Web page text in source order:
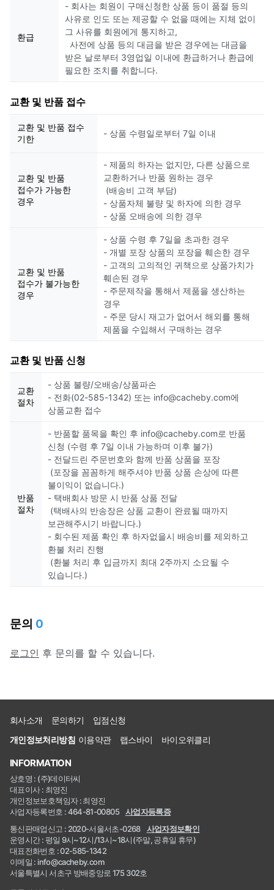
환급
- 회사는 회원이 구매신청한 상품 등이 품절 등의
사유로 인도 또는 제공할 수 없을 때에는 지체 없이
그 사유를 회원에게 통지하고,
사전에 상품 등의 대금을 받은 경우에는 대금을
받은 날로부터 3영업일 이내에 환급하거나 환급에
필요한 조치를 취합니다.
교환 및 반품 접수
교환 및 반품 접수
기한
- 상품 수령일로부터 7일 이내
교환 및 반품
접수가 가능한
경우
- 제품의 하자는 없지만, 다른 상품으로
교환하거나 반품 원하는 경우
(배송비 고객 부담)
- 상품자체 불량 및 하자에 의한 경우
- 상품 오배송에 의한 경우
교환 및 반품
접수가 불가능한
경우
- 상품 수령 후 7일을 초과한 경우
- 개별 포장 상품의 포장을 훼손한 경우
- 고객의 고의적인 귀책으로 상품가치가
훼손된 경우
- 주문제작을 통해서 제품을 생산하는
경우
- 주문 당시 재고가 없어서 해외를 통해
제품을 수입해서 구매하는 경우
교환 및 반품 신청
교환
절차
- 상품 불량/오배송/상품파손
- 전화(02-585-1342) 또는 info@cacheby.com에
상품교환 접수
반품
절차
- 반품할 품목을 확인 후 info@cacheby.com로 반품
신청 (수령 후 7일 이내 가능하며 이후 불가)
- 전달드린 주문번호와 함께 반품 상품을 포장
(포장을 꼼꼼하게 해주셔야 반품 상품 손상에 따른
불이익이 없습니다.)
- 택배회사 방문 시 반품 상품 전달
(택배사의 반송장은 상품 교환이 완료될 때까지
보관해주시기 바랍니다.)
- 회수된 제품 확인 후 하자없을시 배송비를 제외하고
환불 처리 진행
(환불 처리 후 입금까지 최대 2주까지 소요될 수
있습니다.)
문의 0
로그인 후 문의를 할 수 있습니다.
회사소개 문의하기
입점신청
개인정보처리방침 이용약관 랩스바이 바이오위클리
INFORMATION
상호명 : (주)데이터씨
대표이사 : 최영진
개인정보보호책임자 : 최영진
사업자등록번호 : 464-81-00805
사업자등록증
통신판매업신고 : 2020-서울서초-0268
사업자정보확인
운영시간 : 평일 9시~12시/13시~18시(주말, 공휴일 휴무)
대표전화번호 : 02-585-1342
이메일 : info@cacheby.com
서울특별시 서초구 방배중앙로 175 302호